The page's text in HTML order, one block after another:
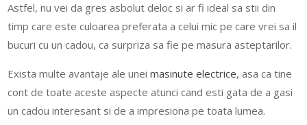
Astfel, nu vei da gres asbolut deloc si ar fi ideal sa stii din
timp care este culoarea preferata a celui mic pe care vrei sa il
bucuri cu un cadou, ca surpriza sa fie pe masura asteptarilor.
Exista multe avantaje ale uneimasinute electrice, asa ca tine
cont de toate aceste aspecte atunci cand esti gata de a gasi
un cadou interesant si de a impresiona pe toata lumea.